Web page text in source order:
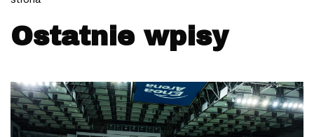
Ostatnie wpisy